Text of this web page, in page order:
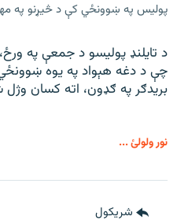
پولیس په ښوونځي کې د څیړنو په
چې د دغه هېواد په یوه
بریدګر په ګډون، اته کسان وژل شوي او ۱۵
نور ولولئ ...
شريکول